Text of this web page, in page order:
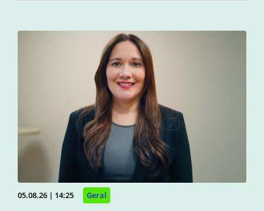
05.08.26 | 14:25 Geral